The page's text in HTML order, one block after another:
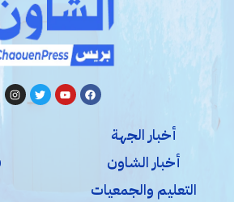
أخبار الجهة
أخبار الشاون
التعليم والجمعيات